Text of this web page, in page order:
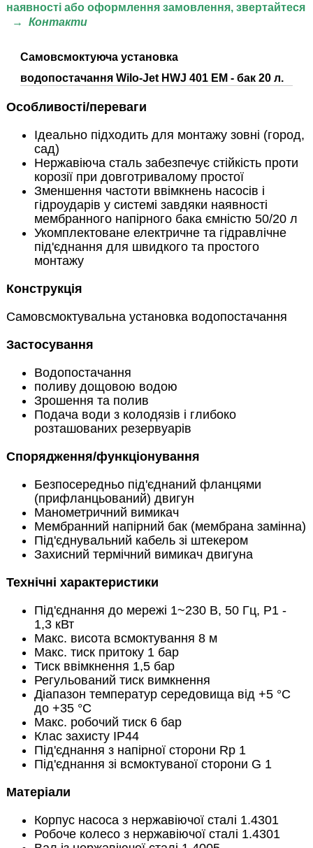
наявності або оформлення замовлення, звертайтеся
→
Контакти
Самовсмоктуюча установка
водопостачанняWilo-Jet HWJ 401 EM - бак 20 л.
Особливості/переваги
Ідеально підходить для монтажу зовні (город,
сад)
Нержавіюча сталь забезпечує стійкість проти
корозії при довготривалому простої
Зменшення частоти ввімкнень насосів і
гідроударів у системі завдяки наявності
мембранного напірного бака ємністю 50/20 л
Укомплектоване електричне та гідравлічне
під'єднання для швидкого та простого
монтажу
Конструкція
Самовсмоктувальна установка водопостачання
Застосування
Водопостачання
поливу дощовою водою
Зрошення та полив
Подача води з колодязів і глибоко
розташованих резервуарів
Спорядження/функціонування
Безпосередньо під'єднаний фланцями
(прифланцьований) двигун
Манометричний вимикач
Мембранний напірний бак (мембрана замінна)
Під'єднувальний кабель зі штекером
Захисний термічний вимикач двигуна
Технічні характеристики
Під'єднання до мережі 1~230 В, 50 Гц, Р1 -
1,3 кВт
Макс. висота всмоктування 8 м
Макс. тиск притоку 1 бар
Тиск ввімкнення 1,5 бар
Регульований тиск вимкнення
Діапазон температур середовища від +5 °C
до +35 °C
Макс. робочий тиск 6 бар
Клас захисту IP44
Під'єднання з напірної сторони Rp 1
Під'єднання зі всмоктуваної сторони G 1
Матеріали
Корпус насоса з нержавіючої сталі 1.4301
Робоче колесо з нержавіючої сталі 1.4301